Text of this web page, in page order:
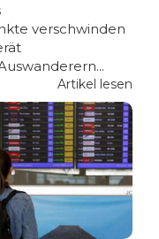
verschwinden
Artikel lesen